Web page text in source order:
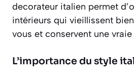
decorateur italien permet
intérieurs qui vieillissent
vous et conservent une
L’importance du style